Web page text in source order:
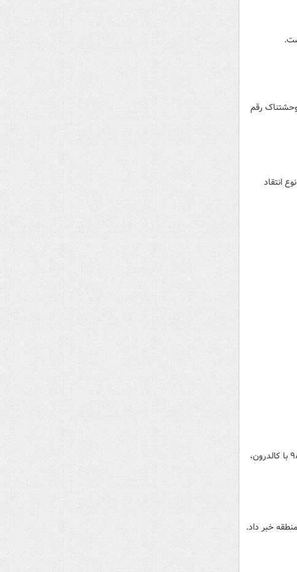
رقم
انتقاد
در حالی رای یک میلیون و ۳۸۶ هزار دلاری استرا علیه استقلال اعلام شد که ایران بابت ۳ قراردادی که در سال ۹۸ با کالدرون،